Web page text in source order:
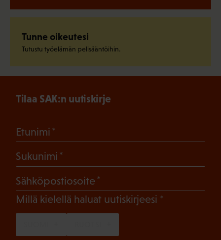
Tunne oikeutesi
Tutustu työelämän pelisääntöihin.
Tilaa SAK:n uutiskirje
Etunimi
Sukunimi
Sähköpostiosoite
Millä kielellä haluat uutiskirjeesi (Pakollinen)